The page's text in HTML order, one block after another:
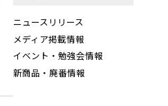
ニュースリリース
メディア掲載情報
イベント・勉強会情報
新商品・廃番情報